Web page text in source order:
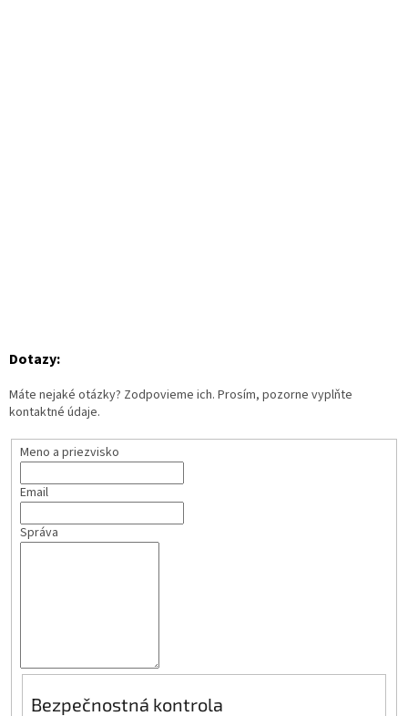
Dotazy:
Máte nejaké otázky? Zodpovieme ich. Prosím, pozorne vyplňte
kontaktné údaje.
Meno a priezvisko
Email
Správa
Bezpečnostná kontrola